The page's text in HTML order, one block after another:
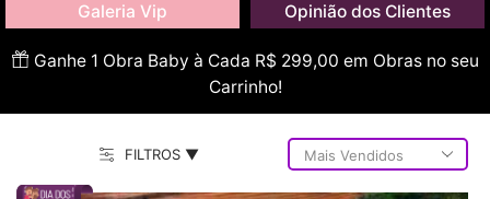
Galeria Vip Opinião dos Clientes
Ganhe 1 Obra Baby à Cada R$ 299,00 em Obras no seu
Carrinho!
FILTROS ▼